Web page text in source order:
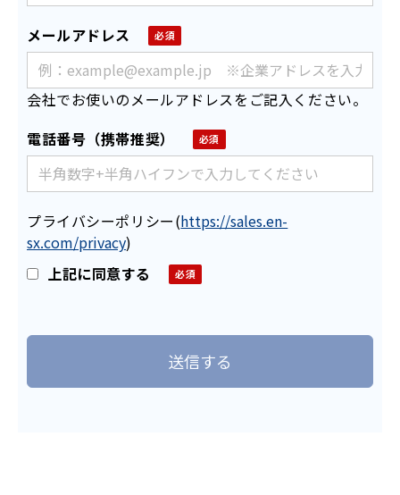
メールアドレス
会社でお使いのメールアドレスをご記入ください。
電話番号（携帯推奨）
プライバシーポリシー(https://sales.en-
sx.com/privacy)
上記に同意する